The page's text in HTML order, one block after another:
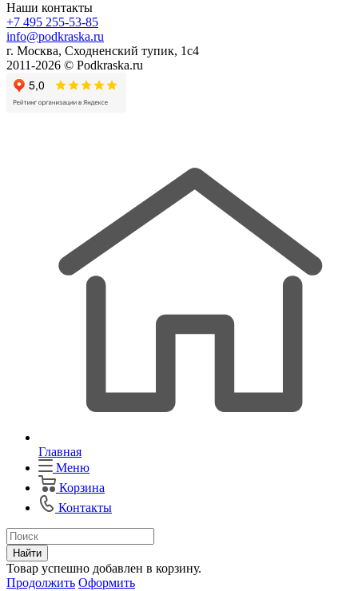
Наши контакты
+7 495 255-53-85
info@podkraska.ru
г. Москва, Сходненский тупик, 1с4
2011-2026 © Podkraska.ru
Главная
Меню
Корзина
Контакты
Найти
Товар успешно добавлен в корзину.
Продолжить Оформить